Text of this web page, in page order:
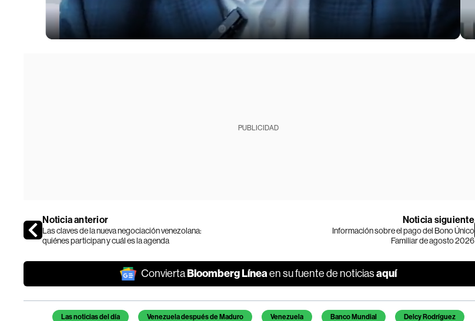
PUBLICIDAD
Noticia anterior
Las claves de la nueva negociación venezolana:
quiénes participan y cuál es la agenda
Noticia siguiente
Información sobre el pago del Bono Único
Familiar de agosto 2026
ConviertaBloomberg Líneaen su fuente de noticiasaquí
Temas de este artículo
Las noticias del día Venezuela después de Maduro Venezuela Banco Mundial Delcy Rodríguez